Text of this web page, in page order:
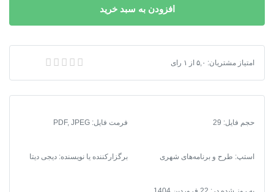
های
عمران
(جامع)
سرو
عدد
افزودن به سبد خرید
دانلود آلبوم نقشه های طرح توسعه و عمران (جامع) شهر سرو آباد
امتیاز مشتریان: ۵,۰ از ۱ رای
حجم فایل: 29 فرمت فایل:
PDF, JPEG
استپ: طرح و برنامه‌های شهری برگزارکننده یا نویسنده: دیجی دیتا